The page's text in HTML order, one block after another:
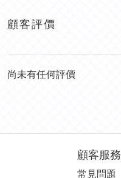
顧客評價
尚未有任何評價
顧客服務
常見問題